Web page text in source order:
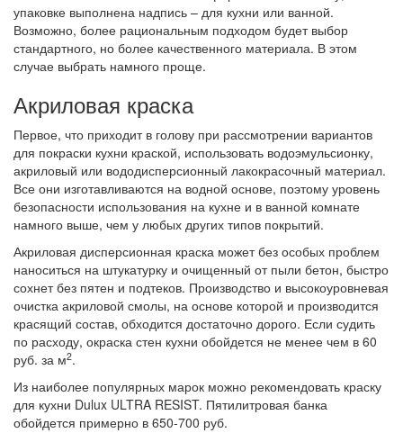
упаковке выполнена надпись – для кухни или ванной.
Возможно, более рациональным подходом будет выбор
стандартного, но более качественного материала. В этом
случае выбрать намного проще.
Акриловая краска
Первое, что приходит в голову при рассмотрении вариантов
для покраски кухни краской, использовать водоэмульсионку,
акриловый или вододисперсионный лакокрасочный материал.
Все они изготавливаются на водной основе, поэтому уровень
безопасности использования на кухне и в ванной комнате
намного выше, чем у любых других типов покрытий.
Акриловая дисперсионная краска может без особых проблем
наноситься на штукатурку и очищенный от пыли бетон, быстро
сохнет без пятен и подтеков. Производство и высокоуровневая
очистка акриловой смолы, на основе которой и производится
красящий состав, обходится достаточно дорого. Если судить
по расходу, окраска стен кухни обойдется не менее чем в 60
руб. за м2.
Из наиболее популярных марок можно рекомендовать краску
для кухни Dulux ULTRA RESIST. Пятилитровая банка
обойдется примерно в 650-700 руб.